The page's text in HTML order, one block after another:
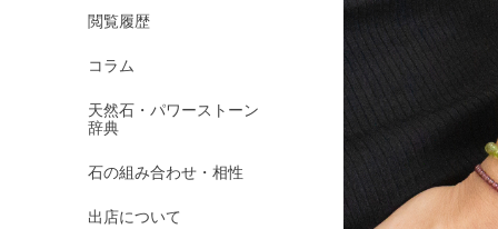
閲覧履歴
コラム
天然石・パワーストーン
辞典
石の組み合わせ・相性
出店について